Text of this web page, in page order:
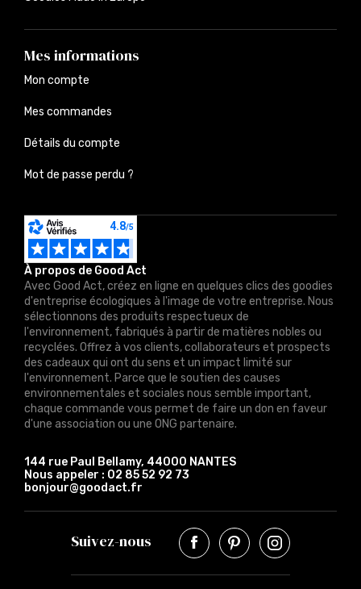
À propos de Good Act
Avec Good Act, créez en ligne en quelques clics des goodies
d'entreprise écologiques à l'image de votre entreprise. Nous
sélectionnons des produits respectueux de
l'environnement, fabriqués à partir de matières nobles ou
recyclées. Offrez à vos clients, collaborateurs et prospects
des cadeaux qui ont du sens et un impact limité sur
l'environnement. Parce que le soutien des causes
environnementales et sociales nous semble important,
chaque commande vous permet de faire un don en faveur
d'une association ou une ONG partenaire.
144 rue Paul Bellamy, 44000 NANTES
Nous appeler : 02 85 52 92 73
bonjour@goodact.fr
Mes informations
Mon compte
Mes commandes
Détails du compte
Mot de passe perdu ?
Suivez-nous